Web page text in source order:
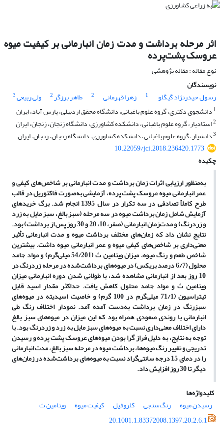
اثر مرحله برداشت و مدت زمان انبارمانی بر کیفیت میوه
عروسک‌ پشت‌پرده
نوع مقاله : مقاله پژوهشی
نویسندگان
رسول حیدرنژاد گیگلو
1 زهرا قهرمانی 2 طاهر برزگر2 ولی ربیعی3
1 دانشجوی دکتری، گروه علوم باغبانی، دانشگاه محقق اردبیلی، پارس آباد، ایران
2استادیار، گروه علوم باغبانی، دانشکده کشاورزی، دانشگاه زنجان، زنجان، ایران
3دانشیار، گروه علوم باغبانی، دانشکده کشاورزی، دانشگاه زنجان، زنجان، ایران
10.22059/jci.2018.236420.1773
چکیده
به‏‌منظور ارزیابی اثرات زمان برداشت و مدت انبارمانی بر شاخص‌های کیفی و
عمر انبارمانی میوه عروسک پشت پرده، آزمایشی به‌صورت فاکتوریل در قالب
طرح کاملاً تصادفی در سه تکرار در سال 1395 انجام شد. برگ خریدهای
آزمایش شامل زمان برداشت میوه در سه مرحله (سبز بالغ، سبز مایل به زرد
و زردرنگ) و مدت‌زمان انبارمانی (صفر، 10، 20 و 30 روز پس از برداشت) بود.
نتایج نشان داد که زمان‌های مختلف برداشت میوه و مدت انبارمانی تأثیر
معنی‌داری بر شاخص‌های کیفی میوه و عمر انبارمانی میوه داشت. بیشترین
شاخص طعم و رنگ میوه، میزان ویتامین ث (54/201 میلی‌گرم) و مواد جامد
محلول (6/7 درصد بریکس) در میوه‌های برداشت‌شده در مرحله زردرنگ در
10 روز بعد از انبارمانی مشاهده شد، با طولانی شدن دوره انبارمانی میزان
ویتامین ث و مواد جامد محلول کاهش یافت. حداکثر مقدار اسید قابل
تیتراسیون (71/1 میلی‌گرم در 100 گرم) و خاصیت اسیدیته در میوه‌های
سبزرنگ در زمان برداشت به‌دست ‌آمده آمد. نمودار اختلاف رنگ طی
انبارمانی با روندی صعودی همراه بود که این میزان در میوه‌های سبز بالغ
دارای اختلاف معنی‌داری نسبت به میوه‌های سبز مایل به زرد و زردرنگ بود. با
توجه به نتایج، به دلیل فراز گرا بودن میوه‌های عروسک پشت پرده و رسیدن
تدریجی و تغییر رنگ میوه‌ها، برداشت میوه‌ در مرحله سبز بالغ، مدت‌ انبارمانی
را در دمای 15 درجه‌ سانتی‌گراد نسبت به میوه‌های برداشت‌شده در زمان‌های
دیگر تا 30 روز افزایش داد.
کلیدواژه‌ها
رسیدن میوه
رنگ‌سنجی کلروفیل کیفیت میوه
ویتامین ث
20.1001.1.83372008.1397.20.2.6.1